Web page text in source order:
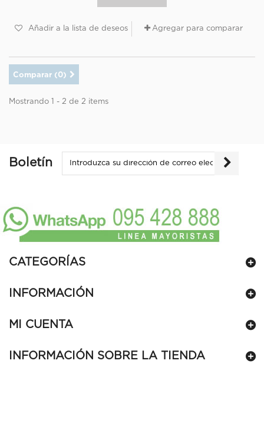
Añadir a la lista de deseos Agregar para comparar
Comparar (0)
Mostrando 1 - 2 de 2 items
Boletín
CATEGORÍAS
INFORMACIÓN
MI CUENTA
INFORMACIÓN SOBRE LA TIENDA